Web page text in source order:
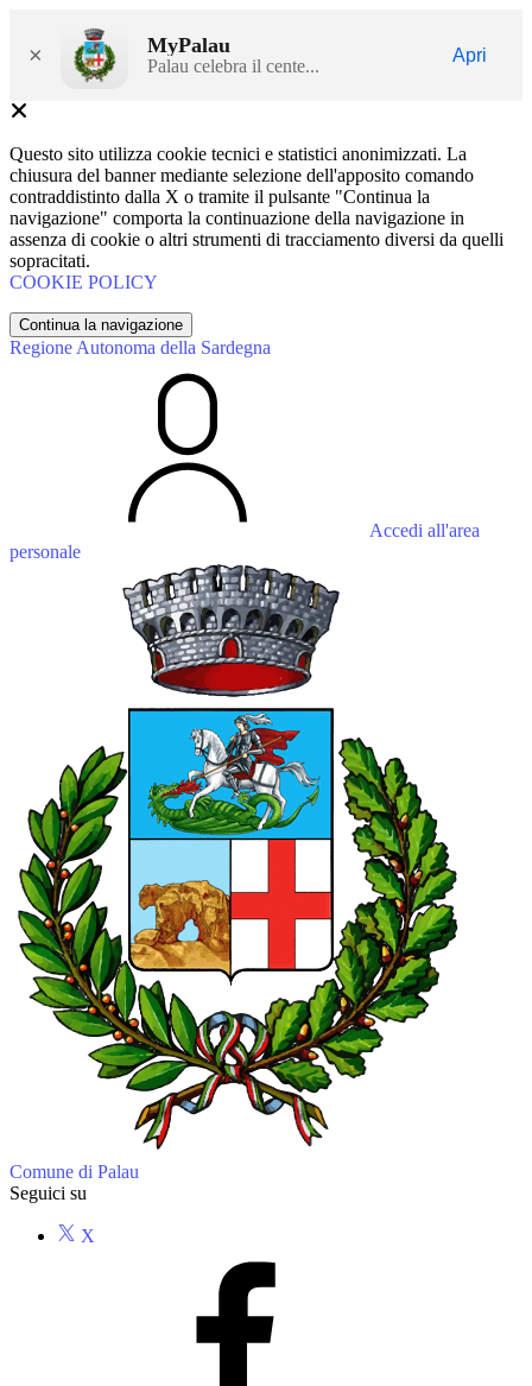
× MyPalau
Palau celebra il cente...
Apri
Questo sito utilizza cookie tecnici e statistici anonimizzati. La
chiusura del banner mediante selezione dell'apposito comando
contraddistinto dalla X o tramite il pulsante "Continua la
navigazione" comporta la continuazione della navigazione in
assenza di cookie o altri strumenti di tracciamento diversi da quelli
sopracitati.
COOKIE POLICY
Continua la navigazione
Regione Autonoma della Sardegna
Accedi all'area
personale
Comune di Palau
Seguici su
X